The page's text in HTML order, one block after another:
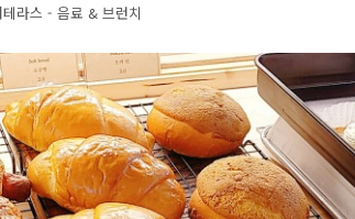
테라스 - 음료 & 브런치